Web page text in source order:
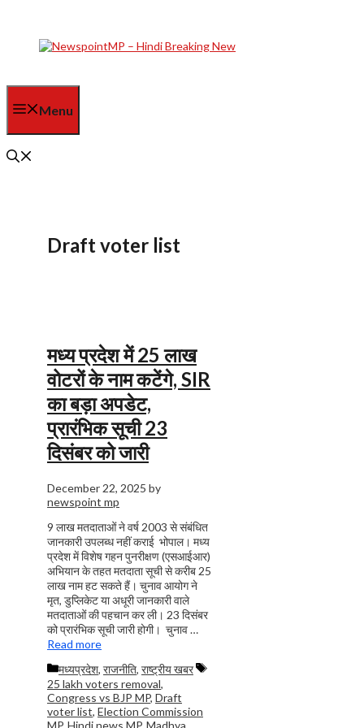
content
Menu
Draft voter list
मध्य प्रदेश में 25 लाख
वोटरों के नाम कटेंगे, SIR
का बड़ा अपडेट,
प्रारंभिक सूची 23
दिसंबर को जारी
December 22, 2025 by
newspoint mp
9 लाख मतदाताओं ने वर्ष 2003 से संबंधित
जानकारी उपलब्ध नहीं कराई भोपाल। मध्य
प्रदेश में विशेष गहन पुनरीक्षण (एसआईआर)
अभियान के तहत मतदाता सूची से करीब 25
लाख नाम हट सकते हैं। चुनाव आयोग ने
मृत, डुप्लिकेट या अधूरी जानकारी वाले
मतदाताओं की पहचान कर ली। 23 दिसंबर
को प्रारंभिक सूची जारी होगी। चुनाव …
Read more
Categories
मध्यप्रदेश, राजनीति, राष्ट्रीय खबर
Tags
25 lakh voters removal,
Congress vs BJP MP, Draft
voter list, Election Commission
MP, Hindi news MP, Madhya